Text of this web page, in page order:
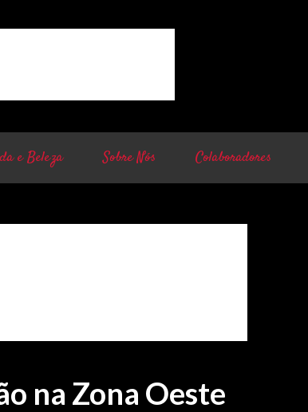
e Beleza Sobre Nós Colaboradores
na Zona Oeste